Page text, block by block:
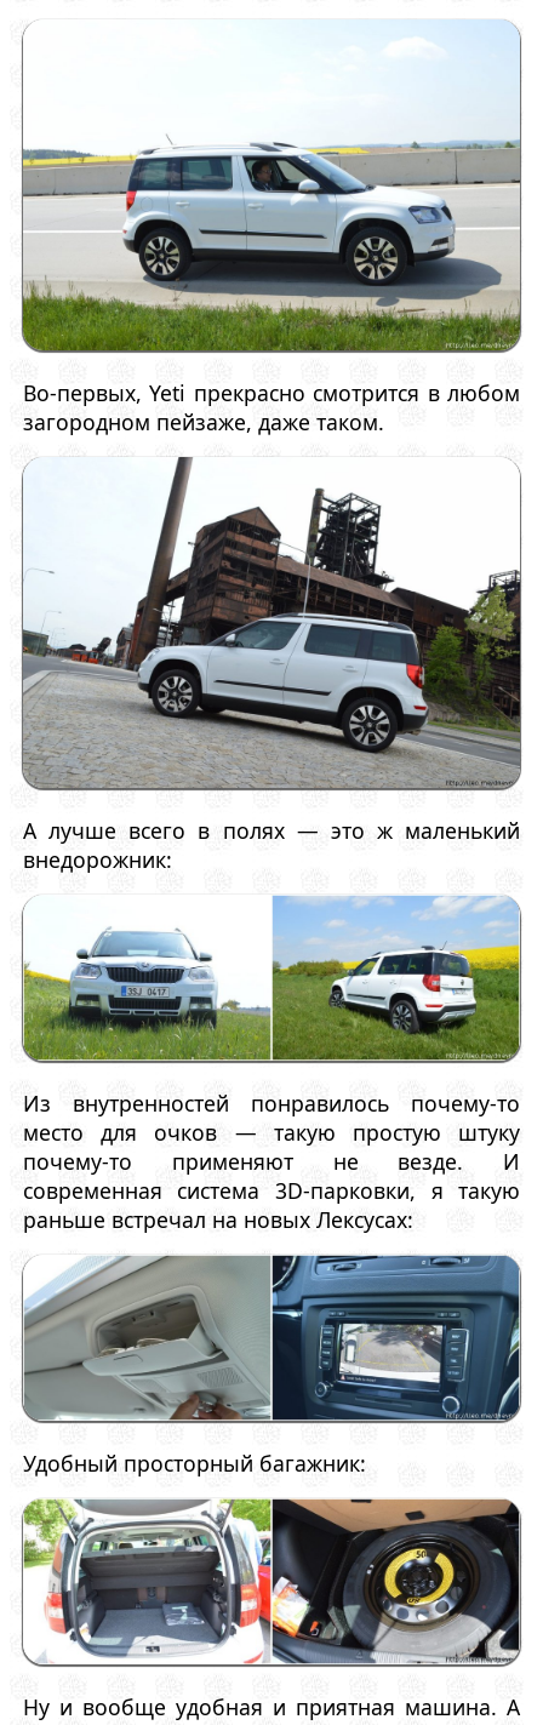
Во-первых, Yeti прекрасно смотрится в любом
загородном пейзаже, даже таком.
А лучше всего в полях — это ж маленький
внедорожник:
Из внутренностей понравилось почему-то
место для очков — такую простую штуку
почему-то применяют не везде. И
современная система 3D-парковки, я такую
раньше встречал на новых Лексусах:
Удобный просторный багажник:
Ну и вообще удобная и приятная машина. А